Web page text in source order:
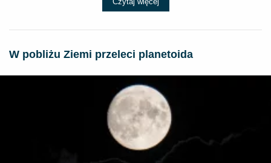
W pobliżu Ziemi przeleci planetoida